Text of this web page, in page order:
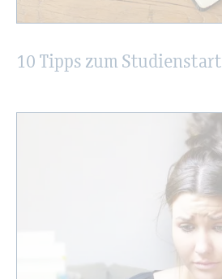
10 Tipps zum Stu­di­en­start